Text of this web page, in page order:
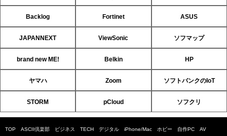
Backlog Fortinet ASUS
JAPANNEXT ViewSonic ソフマップ
brand new ME! Belkin HP
ヤマハ Zoom ソフトバンクのIoT
STORM pCloud ソフクリ
TOP ASCII倶楽部 ビジネス TECH デジタル iPhone/Mac ホビー 自作PC AV